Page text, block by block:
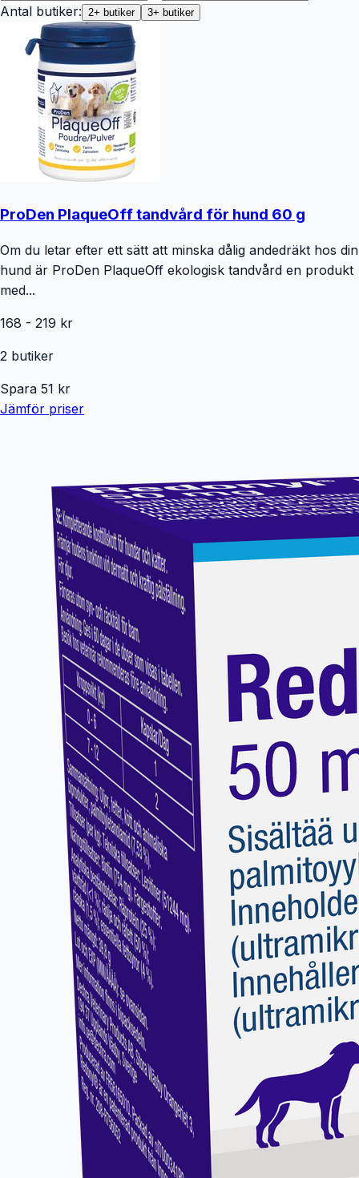
Antal butiker: 2+ butiker 3+ butiker
ProDen PlaqueOff tandvård för hund 60 g
Om du letar efter ett sätt att minska dålig andedräkt hos din
hund är ProDen PlaqueOff ekologisk tandvård en produkt
med...
168 - 219 kr
2 butiker
Spara 51 kr
Jämför priser